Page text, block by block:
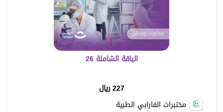
الباقة الشاملة 26
227 ريال
مختبرات الفارابي الطبية